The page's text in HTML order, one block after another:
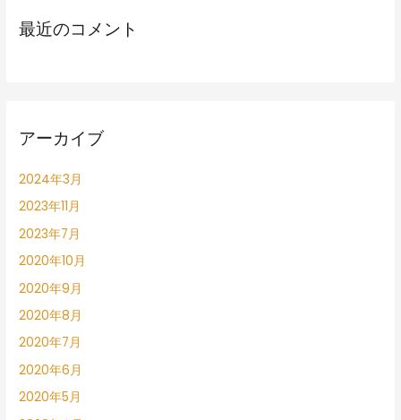
最近のコメント
アーカイブ
2024年3月
2023年11月
2023年7月
2020年10月
2020年9月
2020年8月
2020年7月
2020年6月
2020年5月